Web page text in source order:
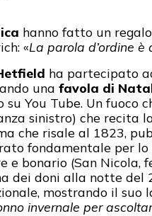
hanno fatto un
«La parola d’ordine
ha partecipato
una favola di
su You Tube. Un fuoco
sinistro) che recita
che risale al 1823,
fondamentale per
e bonario (San Nicola,
dei doni alla notte del
mostrando il suo
invernale per